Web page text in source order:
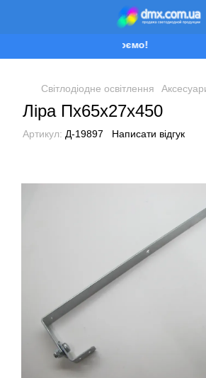
Ми працюємо!
Світлодіодне освітлення
Ліра Пх65х27х450
Артикул: Д-19897 Написати відгук